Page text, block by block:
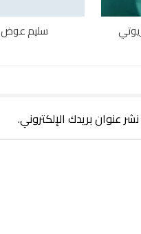
سليم عوض
عنوان بريدك الإلكتروني.